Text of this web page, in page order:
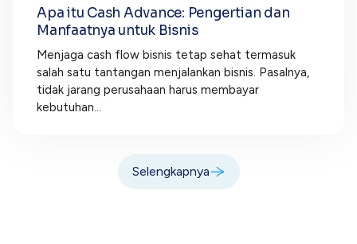
Apa itu Cash Advance: Pengertian dan
Manfaatnya untuk Bisnis
Menjaga cash flow bisnis tetap sehat termasuk
salah satu tantangan menjalankan bisnis. Pasalnya,
tidak jarang perusahaan harus membayar
kebutuhan...
Selengkapnya